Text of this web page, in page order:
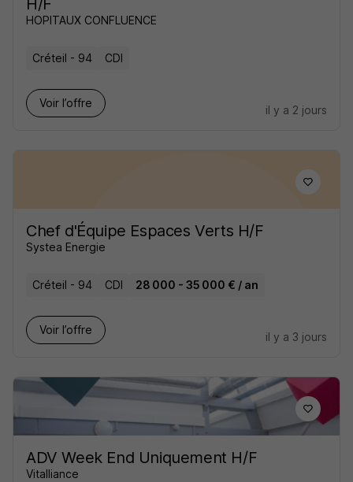
H/F
HOPITAUX CONFLUENCE
Créteil - 94 CDI
Voir l’offre
il y a 2 jours
Chef d'Équipe Espaces Verts H/F
Systea Energie
Créteil - 94 CDI 28 000 - 35 000 € / an
Voir l’offre
il y a 3 jours
ADV Week End Uniquement H/F
Vitalliance